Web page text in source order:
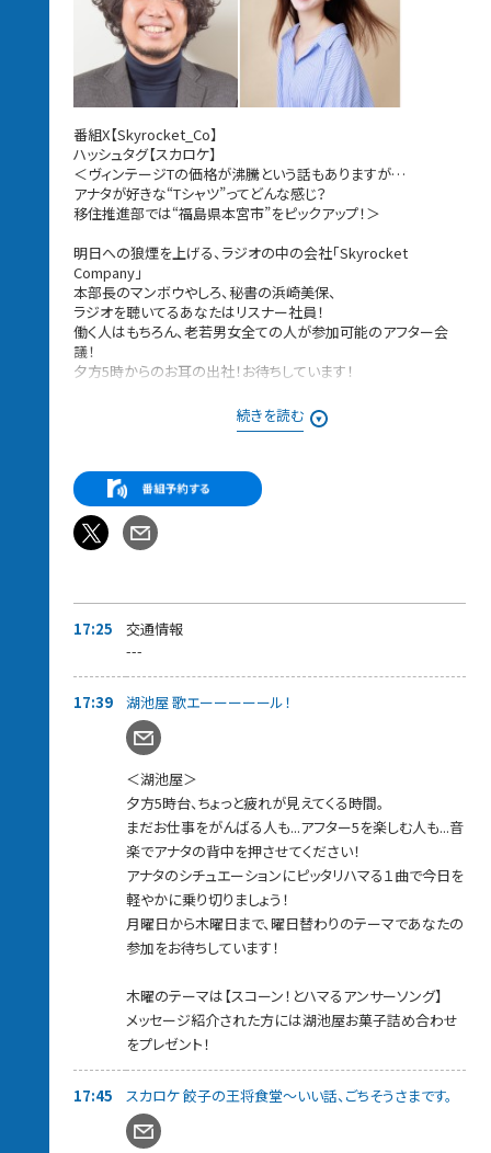
番組X【Skyrocket_Co】
ハッシュタグ【スカロケ】
＜ヴィンテージTの価格が沸騰という話もありますが…
アナタが好きな“Tシャツ”ってどんな感じ？
移住推進部では“福島県本宮市”をピックアップ！＞
明日への狼煙を上げる、ラジオの中の会社「Skyrocket
Company」
本部長のマンボウやしろ、秘書の浜崎美保、
ラジオを聴いてるあなたはリスナー社員！
働く人はもちろん、老若男女全ての人が参加可能のアフター会
議！
夕方5時からのお耳の出社！お待ちしています！
本日の議題は「イチオシTシャツ案件〜この夏の一軍です」
社内掲示板からお送りください。
17:39～【 湖池屋歌エーーール 】
ちょっと疲れが見えてくるこの時間…曜日ごとの選曲テーマで、
働くアナタに音楽でエールを届けます！
などなど…
自由にメッセージをお送りください。
届いたメッセージに対してスカロケが選んだ
湖池屋お菓子詰め合わせをプレゼントします。
17:45〜【スカロケ 餃子の王将食堂〜いい話、ごちそうさまです】
心もお腹もパワーチャージしてくれる餃子の王将食堂。
今週も“お料理”と“いい話メッセージ”を紹介します。
18:00～【 あなたにCongratulations! 】
自分の誕生日、大切な人の誕生日、初めて付き合った日、会社に
受かった日...
両親の結婚記念日、何かを始めた日、周年などなど...
あなたが、お祝いしたいことはありませんか？
スカロケから、あなたにCongratulations!の乾杯をお送りします！
メッセージを紹介された方には、番組からプレゼント差し上げま
雑誌「TURNS」プロデューサー【 堀口正裕 】さんが
最新の移住事情をお届けしていきます。
今回は、【 福島県本宮市 】をピックアップ！
続きを読む
17:25
交通情報
---
17:39 湖池屋 歌エーーーーール！
＜湖池屋＞
夕方5時台、ちょっと疲れが見えてくる時間。
まだお仕事をがんばる人も...アフター5を楽しむ人も...音
楽でアナタの背中を押させてください！
アナタのシチュエーションにピッタリハマる１曲で今日を
軽やかに乗り切りましょう！
月曜日から木曜日まで、曜日替わりのテーマであなたの
参加をお待ちしています！
木曜のテーマは【スコーン！とハマるアンサーソング】
メッセージ紹介された方には湖池屋お菓子詰め合わせ
をプレゼント！
17:45 スカロケ 餃子の王将食堂～いい話、ごちそうさまです。